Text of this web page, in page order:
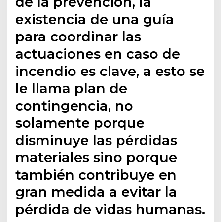
existencia de una guía
para coordinar las
actuaciones en caso de
incendio es clave, a esto se
le llama plan de
contingencia, no
solamente porque
disminuye las pérdidas
materiales sino porque
también contribuye en
gran medida a evitar la
pérdida de vidas humanas.